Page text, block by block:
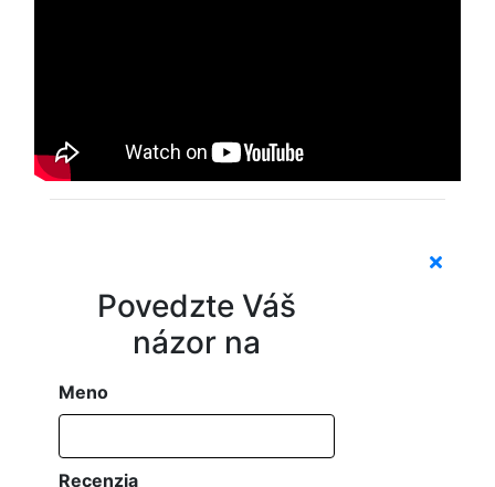
Povedzte Váš
názor na
Meno
Recenzia